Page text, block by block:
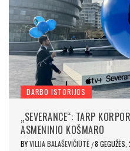
DARBO ISTORIJOS
„SEVERANCE“: TARP
ASMENINIO KOŠMARO
BYVILIJA BALAŠEVIČIŪTĖ /8